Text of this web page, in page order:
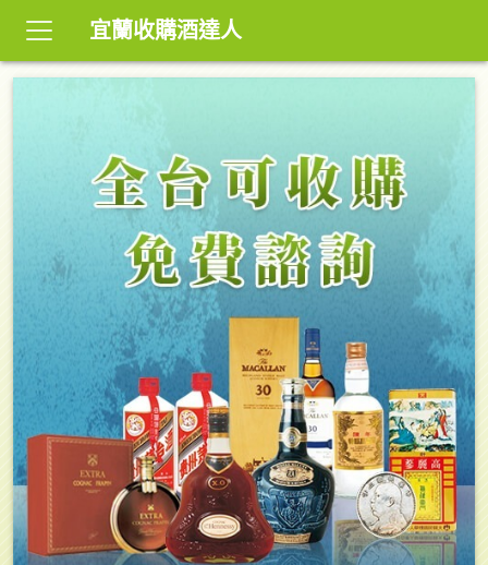
宜蘭收購酒達人